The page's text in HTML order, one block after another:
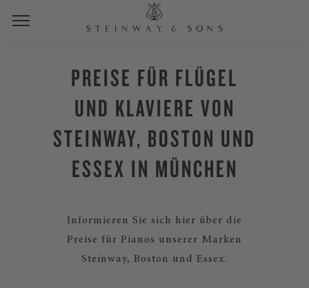
PREISE FÜR FLÜGEL
UND KLAVIERE VON
STEINWAY, BOSTON UND
ESSEX IN MÜNCHEN
Informieren Sie sich hier über die
Preise für Pianos unserer Marken
Steinway, Boston und Essex.